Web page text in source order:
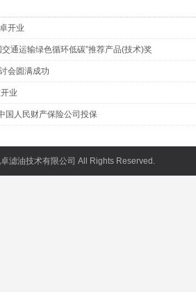
开业
通运输绿色循环低碳”推荐产品(技术)奖
会圆满成功
业
国人民财产保险公司投保
滤油技术有限公司 All Rights Reserved.